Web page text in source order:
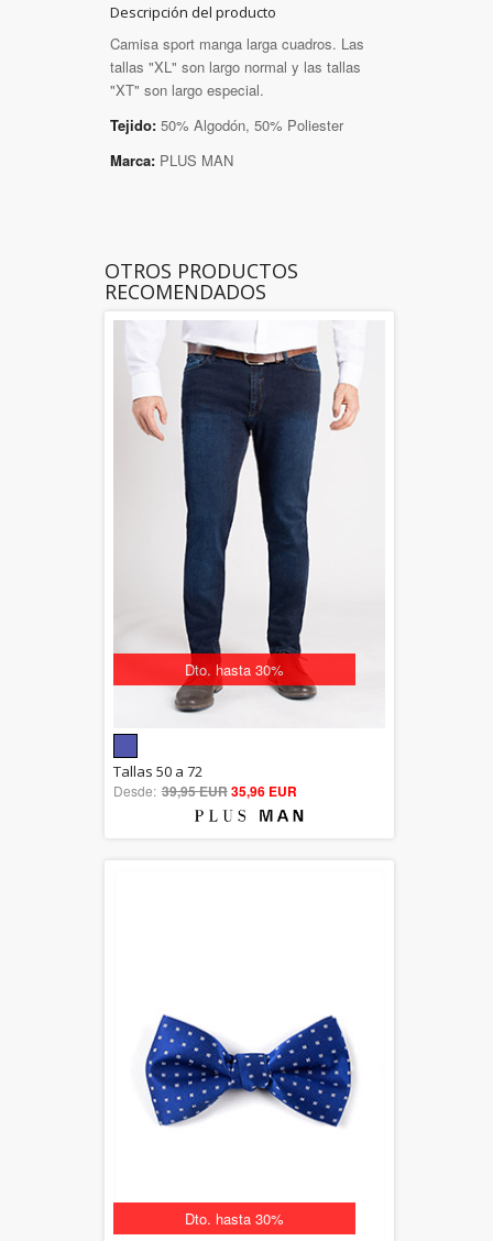
Descripción del producto
Camisa sport manga larga cuadros. Las
tallas "XL" son largo normal y las tallas
"XT" son largo especial.
Tejido: 50% Algodón, 50% Poliester
Marca: PLUS MAN
OTROS PRODUCTOS
RECOMENDADOS
Dto. hasta 30%
out of 5
Tallas 50 a 72
Desde: 39,95 EUR35,96 EUR
Dto. hasta 30%